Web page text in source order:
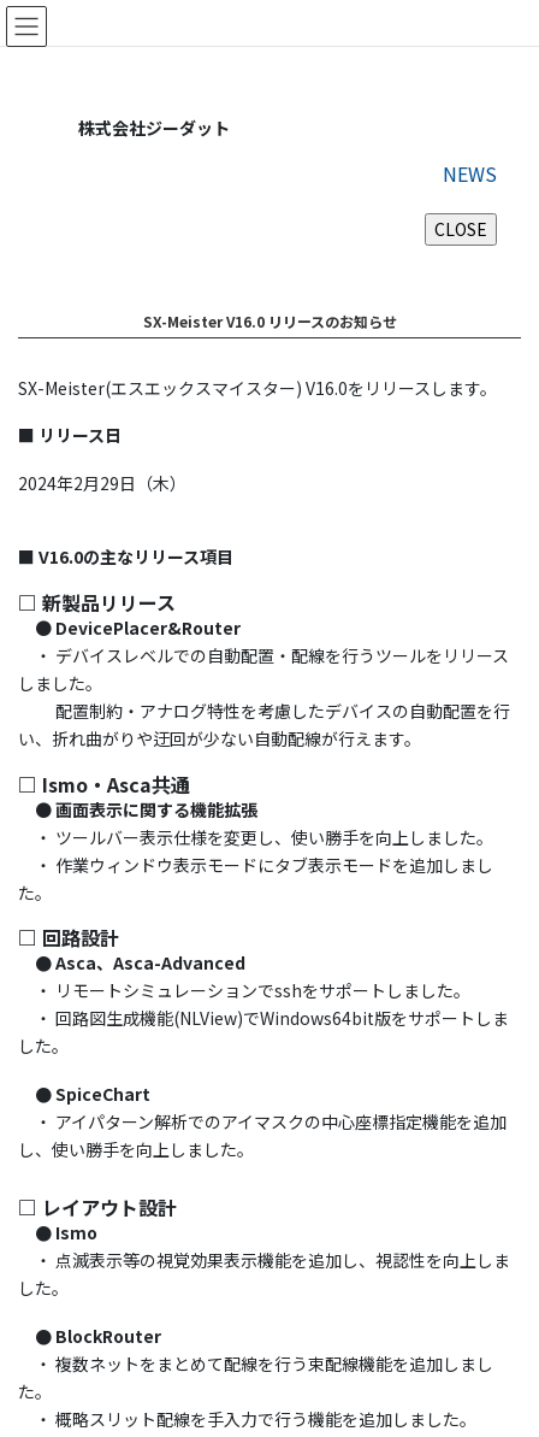
コ
ン
ナ
ビ
株式会社ジーダット
NEWS
SX-Meister V16.0 リリースのお知らせ
SX-Meister(エスエックスマイスター) V16.0をリリースします。
■ リリース日
2024年2月29日（木）
■ V16.0の主なリリース項目
□ 新製品リリース
● DevicePlacer&Router
・ デバイスレベルでの自動配置・配線を行うツールをリリース
しました。
配置制約・アナログ特性を考慮したデバイスの自動配置を行
い、折れ曲がりや迂回が少ない自動配線が行えます。
□ Ismo・Asca共通
●画面表示に関する機能拡張
・ ツールバー表示仕様を変更し、使い勝手を向上しました。
・ 作業ウィンドウ表示モードにタブ表示モードを追加しまし
た。
□ 回路設計
● Asca、Asca-Advanced
・ リモートシミュレーションでsshをサポートしました。
・ 回路図生成機能(NLView)でWindows64bit版をサポートしま
した。
● SpiceChart
・ アイパターン解析でのアイマスクの中心座標指定機能を追加
し、使い勝手を向上しました。
□ レイアウト設計
● Ismo
・ 点滅表示等の視覚効果表示機能を追加し、視認性を向上しま
した。
● BlockRouter
・ 複数ネットをまとめて配線を行う束配線機能を追加しまし
た。
・ 概略スリット配線を手入力で行う機能を追加しました。